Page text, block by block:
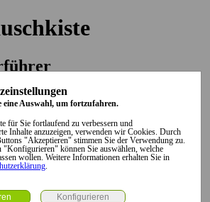
Stadt und des Landkreises...
eine Auswahl, um fortzufahren.
für Sie fortlaufend zu verbessern und
Inhalte anzuzeigen, verwenden wir Cookies. Durch
"Akzeptieren" stimmen Sie der Verwendung zu.
"Konfigurieren" können Sie auswählen, welche
wollen. Weitere Informationen erhalten Sie in
.